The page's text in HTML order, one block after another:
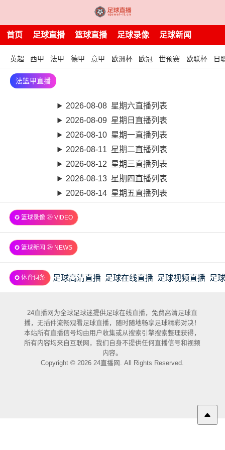
首页 足球直播 篮球直播 足球录像 足球新闻
英超 西甲 法甲 德甲 意甲 欧洲杯 欧冠 世预赛 欧联杯 日
法篮甲直播
2026-08-08 星期六直播列表
2026-08-09 星期日直播列表
2026-08-10 星期一直播列表
2026-08-11 星期二直播列表
2026-08-12 星期三直播列表
2026-08-13 星期四直播列表
2026-08-14 星期五直播列表
✪ 篮球录像 ㉔ VIDEO
✪ 篮球新闻 ㉔ NEWS
✪ 体育词条 足球高清直播 足球在线直播 足球视频直播 足
24直播网为全球足球迷提供足球在线直播，免费高清足球直
播，无插件流畅观看足球直播，随时随地畅享足球精彩对决！
本站所有直播信号均由用户收集或从搜索引擎搜索整理获得，
所有内容均来自互联网，我们自身不提供任何直播信号和视频
内容。
Copyright © 2026 24直播网. All Rights Reserved.